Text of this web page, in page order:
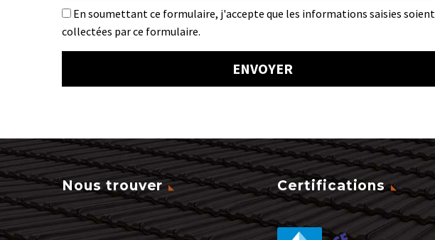
En soumettant ce formulaire, j'accepte que les informations saisies soient
collectées par ce formulaire.
Nous trouver Certifications